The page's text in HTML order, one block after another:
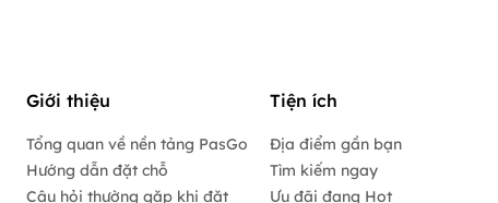
Giới thiệu
Tổng quan về nền tảng PasGo
Hướng dẫn đặt chỗ
Câu hỏi thường gặp khi đặt
Tiện ích
Địa điểm gần bạn
Tìm kiếm ngay
Ưu đãi đang Hot